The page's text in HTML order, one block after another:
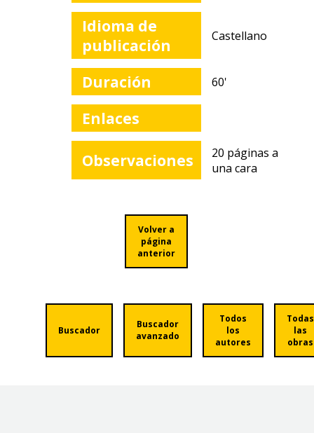
Idioma de
publicación
Castellano
Duración 60'
Enlaces
Observaciones
20 páginas a
una cara
Volver a
página
anterior
Buscador
Buscador
avanzado
Todos
los
autores
Todas
las
obras